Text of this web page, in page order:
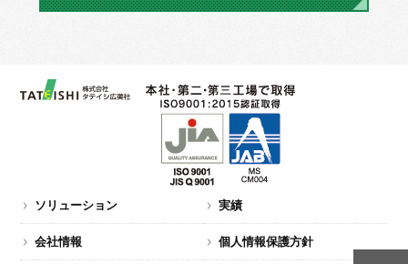
ソリューション 実績
会社情報 個人情報保護方針